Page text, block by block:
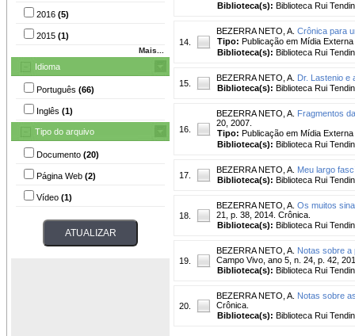
2016 (5)
2015 (1)
Mais...
Idioma
Português (66)
Inglês (1)
Tipo do arquivo
Documento (20)
Página Web (2)
Vídeo (1)
Biblioteca(s): Biblioteca Rui
14.
BEZERRA NETO, A. Crônica para
Tipo: Publicação em Mídia Externa
Biblioteca(s): Biblioteca Rui
15.
BEZERRA NETO, A. Dr. Lastenio e
Biblioteca(s): Biblioteca Rui
16.
BEZERRA NETO, A. Fragmentos
20, 2007.
Tipo: Publicação em Mídia Externa
Biblioteca(s): Biblioteca Rui
17.
BEZERRA NETO, A. Meu largo
Biblioteca(s): Biblioteca Rui
18.
BEZERRA NETO, A. Os muitos
21, p. 38, 2014. Crônica.
Biblioteca(s): Biblioteca Rui
19.
BEZERRA NETO, A. Notas sobre a
Campo Vivo, ano 5, n. 24, p. 42,
Biblioteca(s): Biblioteca Rui
20.
BEZERRA NETO, A. Notas sobre
Crônica.
Biblioteca(s): Biblioteca Rui